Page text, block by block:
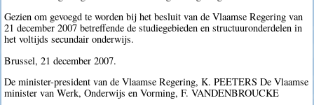
Gezien om gevoegd te worden bij het besluit van de Vlaamse Regering van
21 december 2007 betreffende de studiegebieden en structuuronderdelen in
het voltijds secundair onderwijs.
Brussel, 21 december 2007.
De minister-president van de Vlaamse Regering, K. PEETERS De Vlaamse
minister van Werk, Onderwijs en Vorming, F. VANDENBROUCKE